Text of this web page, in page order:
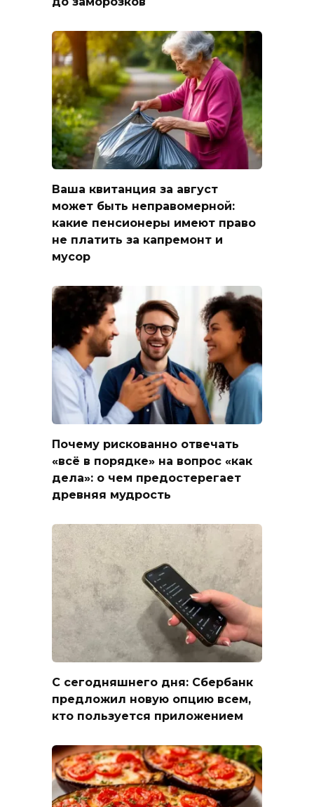
Ваша квитанция за август
может быть неправомерной:
какие пенсионеры имеют право
не платить за капремонт и
мусор
Почему рискованно отвечать
«всё в порядке» на вопрос «как
дела»: о чем предостерегает
древняя мудрость
С сегодняшнего дня: Сбербанк
предложил новую опцию всем,
кто пользуется приложением